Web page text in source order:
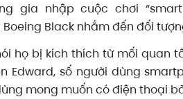
gia nhập cuộc chơi
Black nhắm đến đối
họ bị kích thích từ mối quan
Edward, số người dùng
mong muốn có điện thoại